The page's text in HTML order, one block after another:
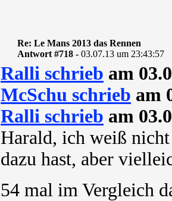
Re: Le Mans 2013 das Rennen
Antwort #718 - 03.07.13 um 23:43:57
Ralli schrieb am
McSchu schrieb am
Ralli schrieb am
Harald, ich weiß
dazu hast, aber
54 mal im Vergleich